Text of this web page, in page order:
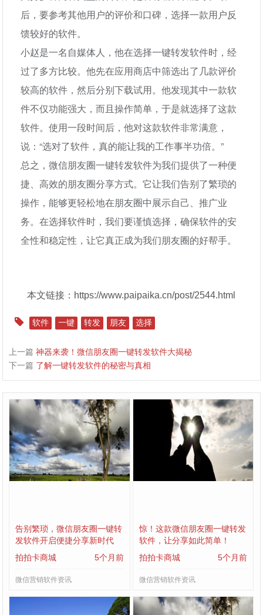
后，要参考其他用户的评价和口碑，选择一款用户反
馈较好的软件。
小赵是一名自媒体人，他在选择一键转发软件时，经
过了多方比较。他先在应用商店中筛选出了几款评价
较高的软件，然后分别下载试用。他发现其中一款软
件不仅功能强大，而且操作简单，于是就选择了这款
软件。使用一段时间后，他对这款软件非常满意，
说：“选对了软件，真的能让我的工作事半功倍。”
总之，微信朋友圈一键转发软件为我们提供了一种便
捷、高效的朋友圈分享方式。它让我们告别了繁琐的
操作，能够更轻松地在朋友圈中展示自己、推广业
务。在选择软件时，我们要谨慎选择，确保软件的安
全性和稳定性，让它真正成为我们朋友圈的好帮手。
本文链接：https://www.paipaika.cn/post/2544.html
软件 一键 转发 朋友 选择
上一篇神器来袭！微信朋友圈一键转发软件大揭秘
下一篇 了解一键转发软件的秘密与真相
告别繁琐，微信朋友圈一键转
发软件开启便捷分享新时代
拍拍卡商城
5个月前
微信营销软件资讯
惊！这款微信朋友圈一键转发
软件，让分享如此简单！
拍拍卡商城
5个月前
微信营销软件资讯